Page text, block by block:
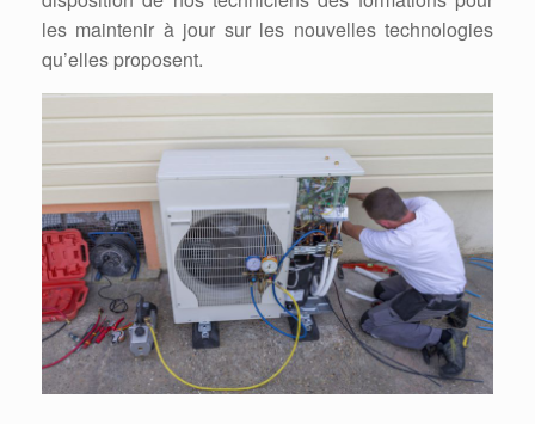
les maintenir à jour sur les nouvelles technologies
qu’elles proposent.